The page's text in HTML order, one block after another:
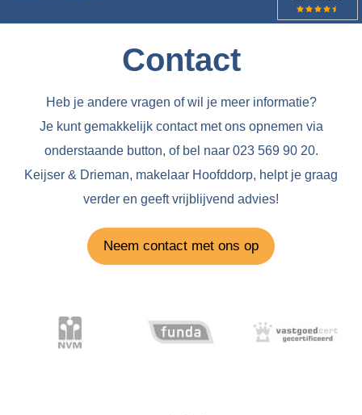
Contact
Heb je andere vragen of wil je meer informatie?
Je kunt gemakkelijk contact met ons opnemen via
onderstaande button, of bel naar 023 569 90 20.
Keijser & Drieman, makelaar Hoofddorp, helpt je graag
verder en geeft vrijblijvend advies!
Neem contact met ons op